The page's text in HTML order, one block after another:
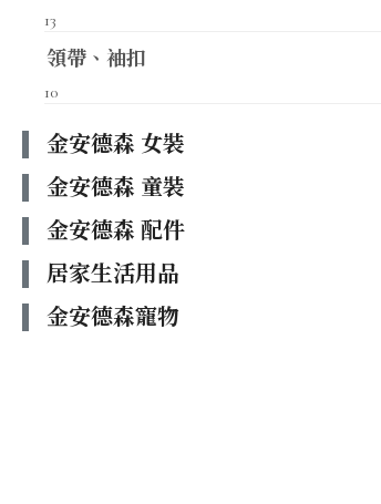
13
領帶、袖扣
10
金安德森 女裝
金安德森 童裝
金安德森 配件
居家生活用品
金安德森寵物